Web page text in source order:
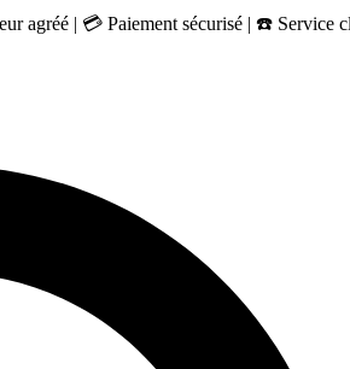
agréé | 💳 Paiement sécurisé | ☎️ Service